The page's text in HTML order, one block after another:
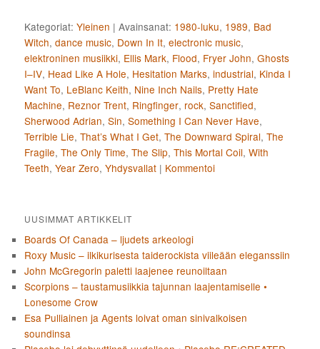
Kategoriat: Yleinen |Avainsanat: 1980-luku, 1989, Bad
Witch,dance music, Down In It,electronic music,
elektroninen musiikki, Ellis Mark, Flood, Fryer John,Ghosts
I–IV, Head Like A Hole, Hesitation Marks,industrial, Kinda I
Want To, LeBlanc Keith, Nine Inch Nails, Pretty Hate
Machine, Reznor Trent, Ringfinger, rock,Sanctified,
Sherwood Adrian,Sin,Something I Can Never Have,
Terrible Lie,That’s What I Get,The Downward Spiral,The
Fragile,The Only Time,The Slip,This Mortal Coil,With
Teeth,Year Zero,Yhdysvallat | Kommentoi
UUSIMMAT ARTIKKELIT
Boards Of Canada – ljudets arkeologi
Roxy Music – ilkikurisesta taiderockista viileään eleganssiin
John McGregorin paletti laajenee reunoiltaan
Scorpions – taustamusiikkia tajunnan laajentamiselle •
Lonesome Crow
Esa Pulliainen ja Agents loivat oman sinivalkoisen
soundinsa